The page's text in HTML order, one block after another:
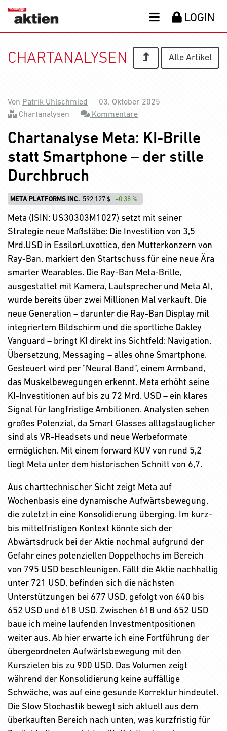
LOGIN
CHARTANALYSEN Alle Artikel
Von Patrik Uhlschmied
03. Oktober 2025
Chartanalysen
Kommentare
Chartanalyse Meta: KI-Brille
statt Smartphone – der stille
Durchbruch
META PLATFORMS INC. 592,127 $ +0,38 %
Meta (ISIN: US30303M1027) setzt mit seiner
Strategie neue Maßstäbe: Die Investition von 3,5
Mrd.USD in EssilorLuxottica, den Mutterkonzern von
Ray-Ban, markiert den Startschuss für eine neue Ära
smarter Wearables. Die Ray-Ban Meta-Brille,
ausgestattet mit Kamera, Lautsprecher und Meta AI,
wurde bereits über zwei Millionen Mal verkauft. Die
neue Generation – darunter die Ray-Ban Display mit
integriertem Bildschirm und die sportliche Oakley
Vanguard – bringt KI direkt ins Sichtfeld: Navigation,
Übersetzung, Messaging – alles ohne Smartphone.
Gesteuert wird per "Neural Band", einem Armband,
das Muskelbewegungen erkennt. Meta erhöht seine
KI-Investitionen auf bis zu 72 Mrd. USD – ein klares
Signal für langfristige Ambitionen. Analysten sehen
großes Potenzial, da Smart Glasses alltagstauglicher
sind als VR-Headsets und neue Werbeformate
ermöglichen. Mit einem forward KUV von rund 5,2
liegt Meta unter dem historischen Schnitt von 6,7.
Aus charttechnischer Sicht zeigt Meta auf
Wochenbasis eine dynamische Aufwärtsbewegung,
die zuletzt in eine Konsolidierung überging. Im kurz-
bis mittelfristigen Kontext könnte sich der
Abwärtsdruck bei der Aktie nochmal aufgrund der
Gefahr eines potenziellen Doppelhochs im Bereich
von 795 USD beschleunigen. Fällt die Aktie nachhaltig
unter 721 USD, befinden sich die nächsten
Unterstützungen bei 677 USD, gefolgt von 640 bis
652 USD und 618 USD. Zwischen 618 und 652 USD
baue ich meine laufenden Investmentpositionen
weiter aus. Ab hier erwarte ich eine Fortführung der
übergeordneten Aufwärtsbewegung mit den
Kurszielen bis zu 900 USD. Das Volumen zeigt
während der Konsolidierung keine auffällige
Schwäche, was auf eine gesunde Korrektur hindeutet.
Die Slow Stochastik bewegt sich aktuell aus dem
überkauften Bereich nach unten, was kurzfristig für